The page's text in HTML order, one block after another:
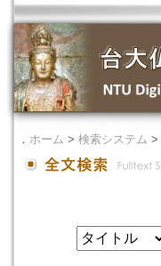
． ホーム > 検索システム >